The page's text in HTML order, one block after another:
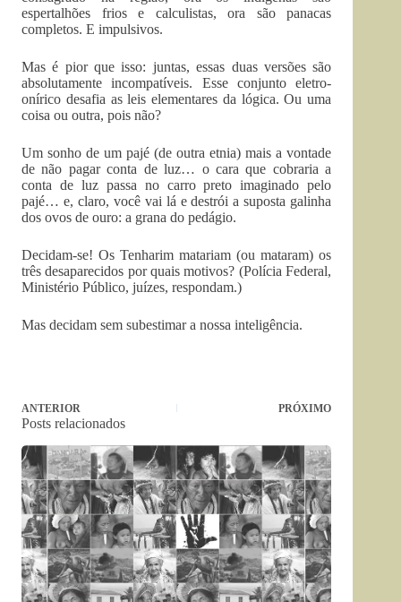
espertalhões frios e calculistas, ora são panacas
completos. E impulsivos.
Mas é pior que isso: juntas, essas duas versões são
absolutamente incompatíveis. Esse conjunto eletro-
onírico desafia as leis elementares da lógica. Ou uma
coisa ou outra, pois não?
Um sonho de um pajé (de outra etnia) mais a vontade
de não pagar conta de luz… o cara que cobraria a
conta de luz passa no carro preto imaginado pelo
pajé… e, claro, você vai lá e destrói a suposta galinha
dos ovos de ouro: a grana do pedágio.
Decidam-se! Os Tenharim matariam (ou mataram) os
três desaparecidos por quais motivos? (Polícia Federal,
Ministério Público, juízes, respondam.)
Mas decidam sem subestimar a nossa inteligência.
ANTERIOR PRÓXIMO
Posts relacionados